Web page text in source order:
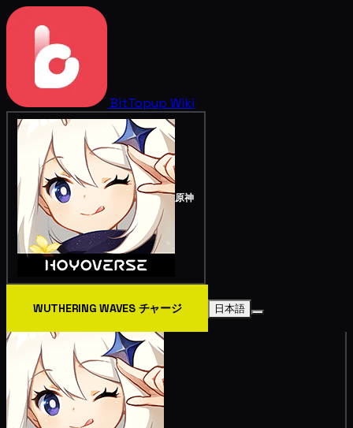
BitTopup Wiki
原神
WUTHERING WAVES チャージ 日本語